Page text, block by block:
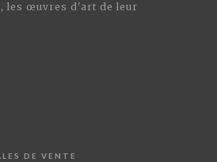
les œuvres d'art de leur
DE VENTE